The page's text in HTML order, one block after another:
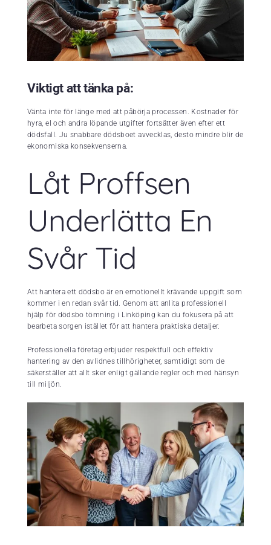
Viktigt att tänka på:
Vänta inte för länge med att påbörja processen. Kostnader för
hyra, el och andra löpande utgifter fortsätter även efter ett
dödsfall. Ju snabbare dödsboet avvecklas, desto mindre blir de
ekonomiska konsekvenserna.
Låt Proffsen
Underlätta En
Svår Tid
Att hantera ett dödsbo är en emotionellt krävande uppgift som
kommer i en redan svår tid. Genom att anlita professionell
hjälp för dödsbo tömning i Linköping kan du fokusera på att
bearbeta sorgen istället för att hantera praktiska detaljer.
Professionella företag erbjuder respektfull och effektiv
hantering av den avlidnes tillhörigheter, samtidigt som de
säkerställer att allt sker enligt gällande regler och med hänsyn
till miljön.